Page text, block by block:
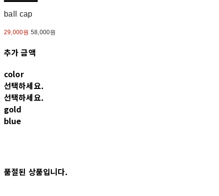
ball cap
29,000원 58,000원
추가 금액
color
선택하세요.
선택하세요.
gold
blue
품절된 상품입니다.